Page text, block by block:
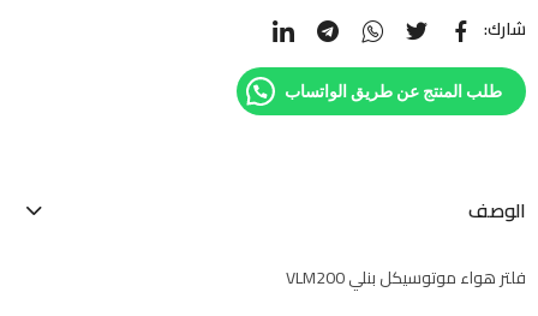
شارك:
طلب المنتج عن طريق الواتساب
الوصف
فلتر هواء موتوسيكل بنلي VLM200